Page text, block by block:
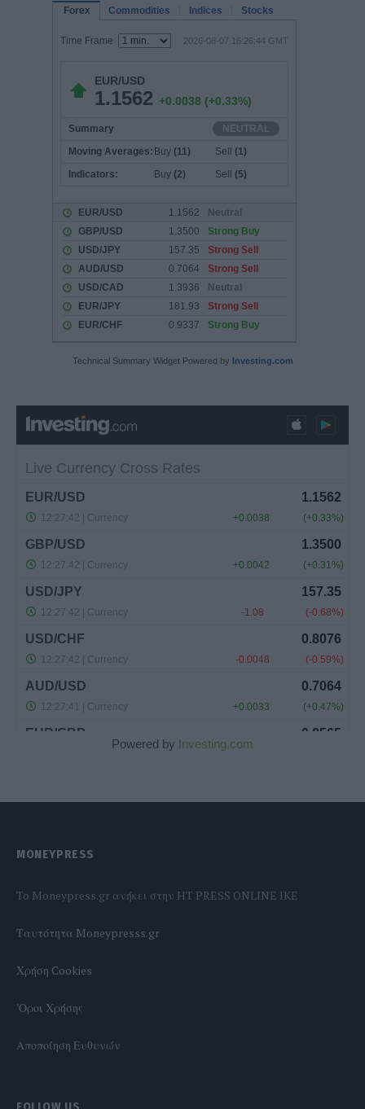
Technical Summary Widget Powered by Investing.com
Powered by Investing.com
MONEYPRESS
To Moneypress.gr ανήκει στην HT PRESS ONLINE IKE
Tαυτότητα Moneypresss.gr
Χρήση Cookies
'Οροι Χρήσης
Αποποίηση Ευθυνών